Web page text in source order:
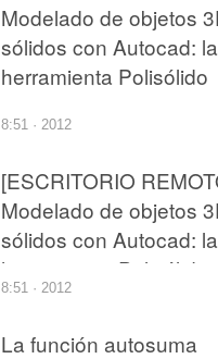
Modelado de objetos
sólidos con Autocad: la
herramienta Polisólido
8:51 · 2012
[ESCRITORIO
Modelado de objetos
sólidos con Autocad: la
herramienta Polisólido
8:51 · 2012
La función autosuma